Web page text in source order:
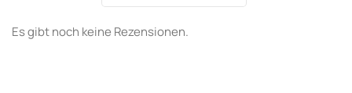
Es gibt noch keine Rezensionen.